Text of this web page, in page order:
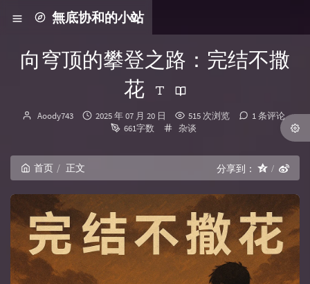
無底协和的小站
向穹顶的攀登之路：完结不撒
花
博主：
Aoody743 发布时间：
2025 年 07 月 20 日 515 次浏览
1 条评论
661字数
分类：
杂谈
首页 正文 分享到：